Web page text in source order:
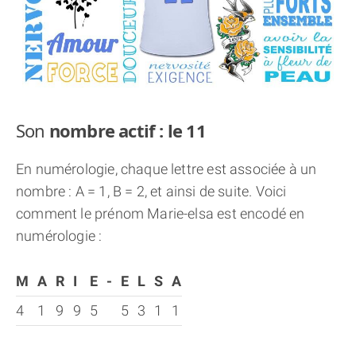
Son nombre actif : le 11
En numérologie, chaque lettre est associée à un
nombre : A = 1, B = 2, et ainsi de suite. Voici
comment le prénom Marie-elsa est encodé en
numérologie :
M A R I E - E L S A
4
1 9 9 5 5 3 1 1
EXPLORER LA NUMÉROLOGIE
70.000 PRÉNOMS
(À PROPOS)